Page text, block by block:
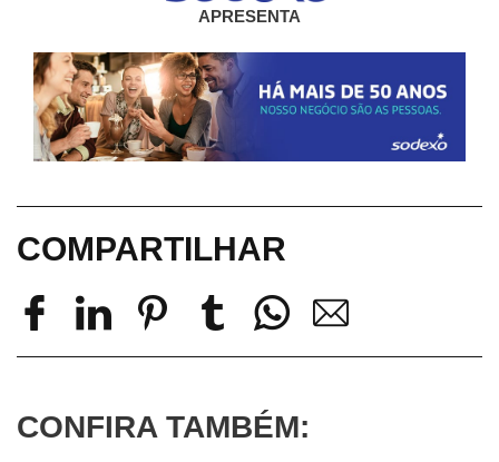
APRESENTA
COMPARTILHAR
CONFIRA TAMBÉM: